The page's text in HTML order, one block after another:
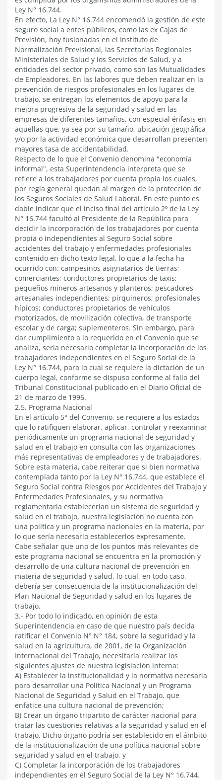
Ley N° 16.744.
En efecto, La Ley N° 16.744 encomendó la gestión de este
seguro social a entes públicos, como las ex Cajas de
Previsión, hoy fusionadas en el Instituto de
Normalización Previsional, las Secretarías Regionales
Ministeriales de Salud y los Servicios de Salud, y a
entidades del sector privado, como son las Mutualidades
de Empleadores. En las labores que deben realizar en la
prevención de riesgos profesionales en los lugares de
trabajo, se entregan los elementos de apoyo para la
mejora progresiva de la seguridad y salud en las
empresas de diferentes tamaños, con especial énfasis en
aquellas que, ya sea por su tamaño, ubicación geográfica
y/o por la actividad económica que desarrollan presenten
mayores tasa de accidentabilidad.
Respecto de lo que el Convenio denomina "economía
informal", esta Superintendencia interpreta que se
refiere a los trabajadores por cuenta propia los cuales,
por regla general quedan al margen de la protección de
los Seguros Sociales de Salud Laboral. En este punto es
dable indicar que el inciso final del artículo 2º de la Ley
N° 16.744 facultó al Presidente de la República para
decidir la incorporación de los trabajadores por cuenta
propia o independientes al Seguro Social sobre
accidentes del trabajo y enfermedades profesionales
contenido en dicho texto legal, lo que a la fecha ha
ocurrido con: campesinos asignatarios de tierras;
comerciantes; conductores propietarios de taxis;
pequeños mineros artesanos y planteros; pescadores
artesanales independientes; pirquineros; profesionales
hípicos; conductores propietarios de vehículos
motorizados, de movilización colectiva, de transporte
escolar y de carga; suplementeros. Sin embargo, para
dar cumplimiento a lo requerido en el Convenio que se
analiza, sería necesario completar la incorporación de los
trabajadores independientes en el Seguro Social de la
Ley N° 16.744, para lo cual se requiere la dictación de un
cuerpo legal, conforme se dispuso conforme al fallo del
Tribunal Constitucional publicado en el Diario Oficial de
21 de marzo de 1996.
2.5. Programa Nacional
En el artículo 5° del Convenio, se requiere a los estados
que lo ratifiquen elaborar, aplicar, controlar y reexaminar
periódicamente un programa nacional de seguridad y
salud en el trabajo en consulta con las organizaciones
más representativas de empleadores y de trabajadores.
Sobre esta materia, cabe reiterar que si bien normativa
contemplada tanto por la Ley N° 16.744, que establece el
Seguro Social contra Riesgos por Accidentes del Trabajo y
Enfermedades Profesionales, y su normativa
reglamentaria establecerían un sistema de seguridad y
salud en el trabajo, nuestra legislación no cuenta con
una política y un programa nacionales en la materia, por
lo que sería necesario establecerlos expresamente.
Cabe señalar que uno de los puntos más relevantes de
este programa nacional se encuentra en la promoción y
desarrollo de una cultura nacional de prevención en
materia de seguridad y salud, lo cual, en todo caso,
debería ser consecuencia de la institucionalización del
Plan Nacional de Seguridad y salud en los lugares de
trabajo.
3.- Por todo lo indicado, en opinión de esta
Superintendencia en caso de que nuestro país decida
ratificar el Convenio N° N° 184, sobre la seguridad y la
salud en la agricultura, de 2001, de la Organización
Internacional del Trabajo, necesitaría realizar los
siguientes ajustes de nuestra legislación interna:
A) Establecer la institucionalidad y la normativa necesaria
para desarrollar una Política Nacional y un Programa
Nacional de Seguridad y Salud en el Trabajo, que
enfatice una cultura nacional de prevención;
B) Crear un órgano tripartito de carácter nacional para
tratar las cuestiones relativas a la seguridad y salud en el
trabajo. Dicho órgano podría ser establecido en el ámbito
de la institucionalización de una política nacional sobre
seguridad y salud en el trabajo, y
C) Completar la incorporación de los trabajadores
independientes en el Seguro Social de la Ley N° 16.744.